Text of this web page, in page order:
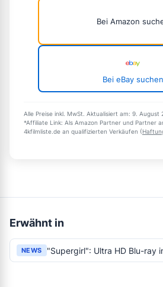
Bei Amazon
Bei eBay suchen
Alle Preise inkl. MwSt. Aktualisiert am: 9. August
*Affiliate Link: Als Amazon Partner und Partner
4kfilmliste.de an qualifizierten Verkäufen (
Erwähnt in
NEWS